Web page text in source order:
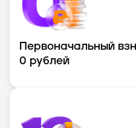
Первоначальный
0 рублей